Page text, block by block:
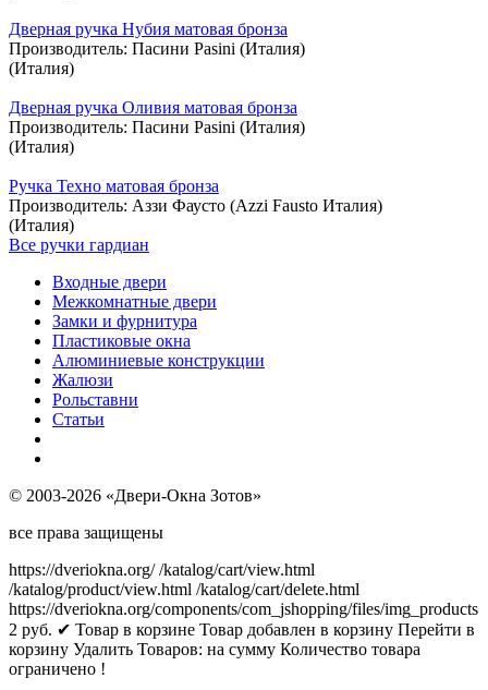
Дверная ручка Нубия матовая бронза
Производитель: Пасини Pasini (Италия)
(Италия)
Дверная ручка Оливия матовая бронза
Производитель: Пасини Pasini (Италия)
(Италия)
Ручка Техно матовая бронза
Производитель: Аззи Фаусто (Azzi Fausto Италия)
(Италия)
Все ручки гардиан
Входные двери
Межкомнатные двери
Замки и фурнитура
Пластиковые окна
Алюминиевые конструкции
Жалюзи
Рольставни
Статьи
© 2003-2026 «Двери-Окна Зотов»
все права защищены
https://dveriokna.org/ /katalog/cart/view.html
/katalog/product/view.html /katalog/cart/delete.html
https://dveriokna.org/components/com_jshopping/files/img_products
2 руб. ✔ Товар в корзине Товар добавлен в корзину Перейти в
корзину Удалить Товаров: на сумму Количество товара
ограничено !